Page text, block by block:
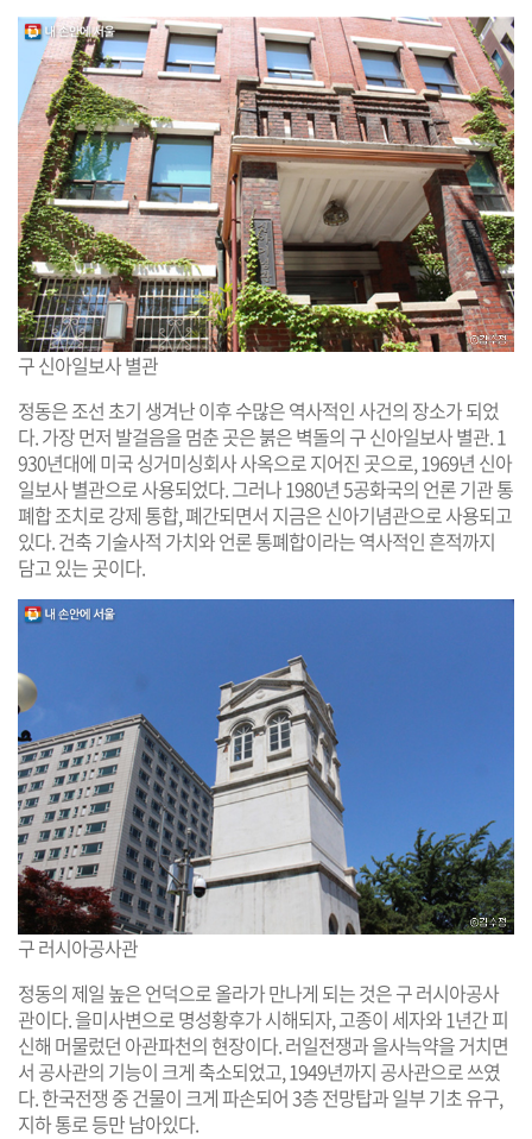
구 신아일보사 별관
정동은 조선 초기 생겨난 이후 수많은 역사적인 사건의 장소가 되었
다. 가장 먼저 발걸음을 멈춘 곳은 붉은 벽돌의 구 신아일보사 별관. 1
930년대에 미국 싱거미싱회사 사옥으로 지어진 곳으로, 1969년 신아
일보사 별관으로 사용되었다. 그러나 1980년 5공화국의 언론 기관 통
폐합 조치로 강제 통합, 폐간되면서 지금은 신아기념관으로 사용되고
있다. 건축 기술사적 가치와 언론 통폐합이라는 역사적인 흔적까지
담고 있는 곳이다.
구 러시아공사관
정동의 제일 높은 언덕으로 올라가 만나게 되는 것은 구 러시아공사
관이다. 을미사변으로 명성황후가 시해되자, 고종이 세자와 1년간 피
신해 머물렀던 아관파천의 현장이다. 러일전쟁과 을사늑약을 거치면
서 공사관의 기능이 크게 축소되었고, 1949년까지 공사관으로 쓰였
다. 한국전쟁 중 건물이 크게 파손되어 3층 전망탑과 일부 기초 유구,
지하 통로 등만 남아있다.